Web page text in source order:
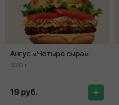
Ангус «Четыре сыра»
320 г
19 руб.